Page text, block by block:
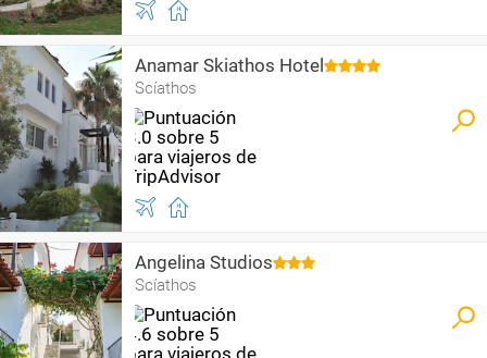
Anamar Skiathos Hotel
Scíathos
Angelina Studios
Scíathos